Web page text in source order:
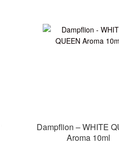
Dampflion – WHITE
Aroma 10ml